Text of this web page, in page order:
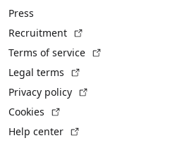
Press
Recruitment
Terms of service
Legal terms
Privacy policy
Cookies
Help center